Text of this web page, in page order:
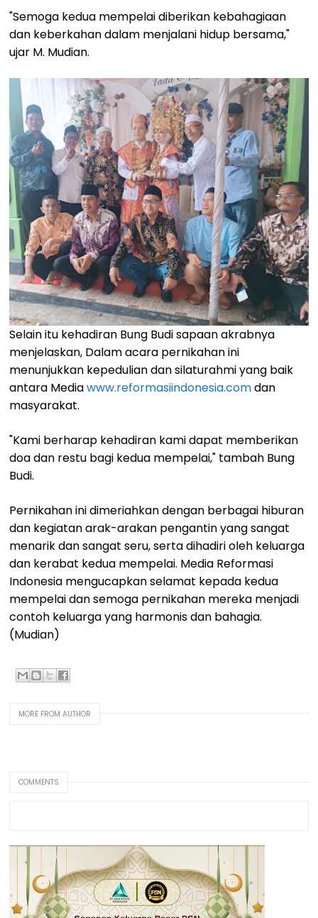
"Semoga kedua mempelai diberikan kebahagiaan
dan keberkahan dalam menjalani hidup bersama,"
ujar M. Mudian.
Selain itu kehadiran Bung Budi sapaan akrabnya
menjelaskan, Dalam acara pernikahan ini
menunjukkan kepedulian dan silaturahmi yang baik
antara Mediawww.reformasiindonesia.comdan
masyarakat.
"Kami berharap kehadiran kami dapat memberikan
doa dan restu bagi kedua mempelai," tambah Bung
Budi.
Pernikahan ini dimeriahkan dengan berbagai hiburan
dan kegiatan arak-arakan pengantin yang sangat
menarik dan sangat seru, serta dihadiri oleh keluarga
dan kerabat kedua mempelai. Media Reformasi
Indonesia mengucapkan selamat kepada kedua
mempelai dan semoga pernikahan mereka menjadi
contoh keluarga yang harmonis dan bahagia.
(Mudian)
MORE FROM AUTHOR
COMMENTS